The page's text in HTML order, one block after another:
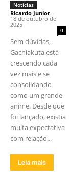
Notícias
Ricardo Junior -
18 de outubro de
2025
0
Sem dúvidas,
Gachiakuta está
crescendo cada
vez mais e se
consolidando
como um grande
anime. Desde que
foi lançado, existia
muita expectativa
com relação...
Leia mais